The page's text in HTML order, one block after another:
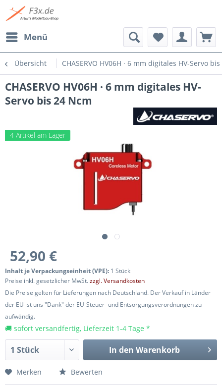
Menü
Übersicht CHASERVO HV06H · 6 mm digitales HV-Servo
CHASERVO HV06H · 6 mm digitales HV-
Servo bis 24 Ncm
4 Artikel am Lager
52,90 €
Inhalt je Verpackungseinheit (VPE): 1 Stück
Preise inkl. gesetzlicher MwSt.zzgl. Versandkosten
Die Preise gelten für Lieferungen nach Deutschland. Der Verkauf in Länder
der EU ist uns "Dank" der EU-Steuer- und Entsorgungsverordnungen zu
aufwändig.
🚚 sofort versandfertig, Lieferzeit 1-4 Tage *
In den Warenkorb
Merken Bewerten